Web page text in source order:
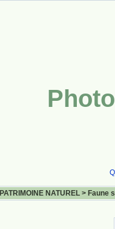
PATRIMOINE NATUREL > Faune